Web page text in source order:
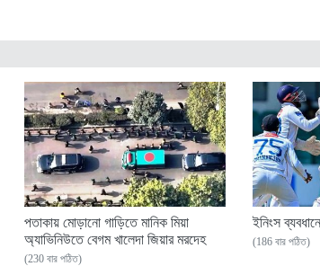
পতাকায় মোড়ানো গাড়িতে মানিক মিয়া
অ্যাভিনিউতে বেগম খালেদা জিয়ার মরদেহ
(230 বার পঠিত)
ইনিংস
(186 বার পঠিত)